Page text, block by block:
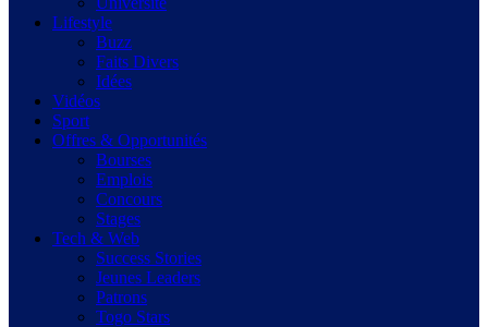
Lifestyle
Buzz
Faits Divers
Idées
Vidéos
Sport
Offres & Opportunités
Bourses
Emplois
Concours
Stages
Tech & Web
Success Stories
Jeunes Leaders
Patrons
Togo Stars